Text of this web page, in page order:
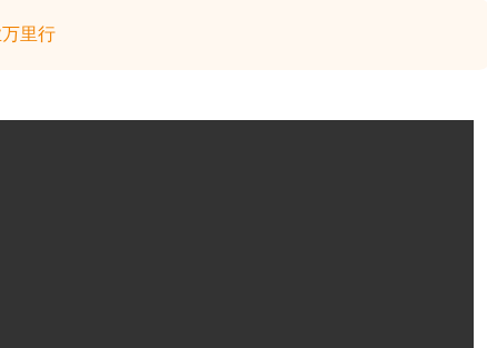
里行